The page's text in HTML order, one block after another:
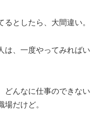
としたら、大間違い。
、一度やってみればい
んなに仕事のできない
場だけど。